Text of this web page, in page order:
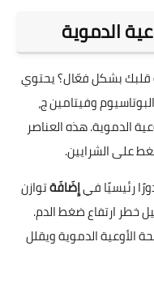
الدموية
بشكل فعّال؟ يحتوي
وفيتامين ج،
الدموية. هذه العناصر
على الشرايين.
رئيسيًا فيإِضَافَةتوازن
خطر ارتفاع ضغط الدم.
الأوعية الدموية ويقلل